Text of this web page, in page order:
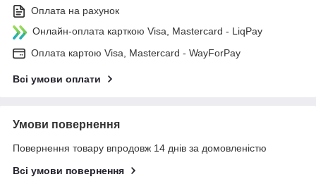
Оплата на рахунок
Онлайн-оплата карткою Visa, Mastercard - LiqPay
Оплата картою Visa, Mastercard - WayForPay
Всі умови оплати
Умови повернення
Повернення товару впродовж 14 днів за домовленістю
Всі умови повернення